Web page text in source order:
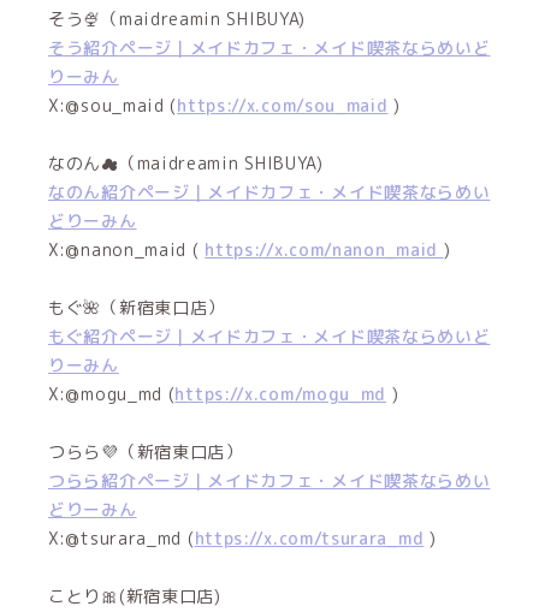
そう🍨（maidreamin SHIBUYA)
そう紹介ページ｜メイドカフェ・メイド喫茶ならめいど
りーみん
X:@sou_maid (https://x.com/sou_maid )
なのん︎︎☁（maidreamin SHIBUYA)
なのん紹介ページ｜メイドカフェ・メイド喫茶ならめい
どりーみん
X:@nanon_maid ( https://x.com/nanon_maid )
もぐ🌺（新宿東口店）
もぐ紹介ページ｜メイドカフェ・メイド喫茶ならめいど
りーみん
X:@mogu_md (https://x.com/mogu_md )
つらら💜（新宿東口店）
つらら紹介ページ｜メイドカフェ・メイド喫茶ならめい
どりーみん
X:@tsurara_md (https://x.com/tsurara_md )
ことり🎀(新宿東口店)